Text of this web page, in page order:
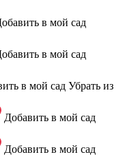
в мой сад
в мой сад
в мой сад Убрать из
Добавить в мой сад
Добавить в мой сад